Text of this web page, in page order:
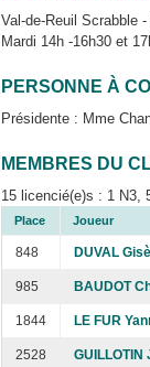
Val-de-Reuil Scrabble
Mardi 14h -16h30 et
PERSONNE À
Présidente : Mme
MEMBRES DU
15 licencié(e)s : 1 N3,
Place Joueur
848 DUVAL
985 BAUDOT
1844 LE FUR
2528 GUILLOTIN